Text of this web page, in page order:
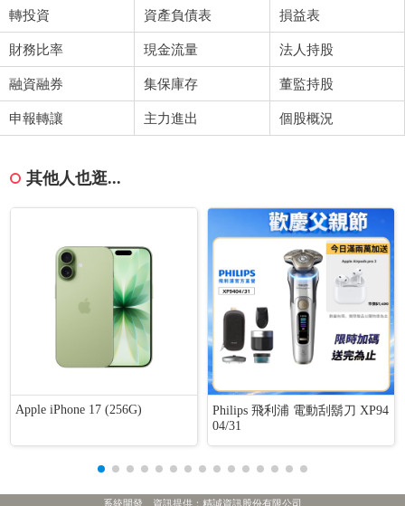
轉投資 資產負債表 損益表
財務比率 現金流量 法人持股
融資融券 集保庫存 董監持股
申報轉讓 主力進出 個股概況
其他人也逛...
Apple iPhone 17 (256G)
Philips 飛利浦 電動刮鬍刀 XP94
04/31
系統開發、資訊提供：精誠資訊股份有限公司